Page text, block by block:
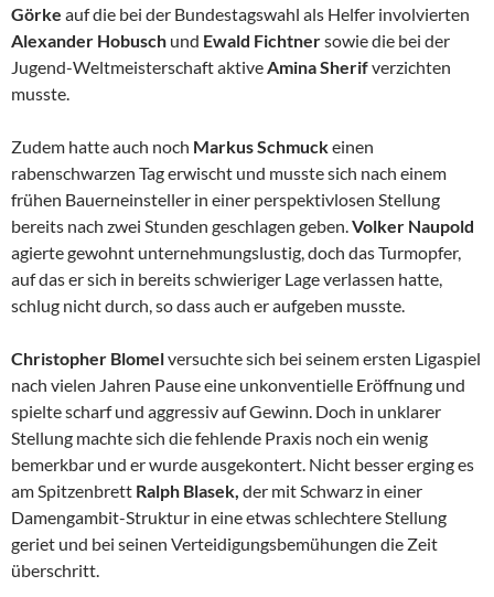
Görke auf die bei der Bundestagswahl als Helfer involvierten
Alexander Hobusch und Ewald Fichtnersowie die bei der
Jugend-Weltmeisterschaft aktiveAmina Sherifverzichten
musste.
Zudem hatte auch noch Markus Schmuckeinen
rabenschwarzen Tag erwischt und musste sich nach einem
frühen Bauerneinsteller in einer perspektivlosen Stellung
bereits nach zwei Stunden geschlagen geben.Volker Naupold
agierte gewohnt unternehmungslustig, doch das Turmopfer,
auf das er sich in bereits schwieriger Lage verlassen hatte,
schlug nicht durch, so dass auch er aufgeben musste.
Christopher Blomelversuchte sich bei seinem ersten Ligaspiel
nach vielen Jahren Pause eine unkonventielle Eröffnung und
spielte scharf und aggressiv auf Gewinn. Doch in unklarer
Stellung machte sich die fehlende Praxis noch ein wenig
bemerkbar und er wurde ausgekontert. Nicht besser erging es
am Spitzenbrett Ralph Blasek, der mit Schwarz in einer
Damengambit-Struktur in eine etwas schlechtere Stellung
geriet und bei seinen Verteidigungsbemühungen die Zeit
überschritt.